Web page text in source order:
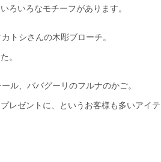
ろいろなモチーフがあります。
トシさんの木彫ブローチ。
。
ル、ババグーリのフルナのかご。
レゼントに、というお客様も多いアイテ